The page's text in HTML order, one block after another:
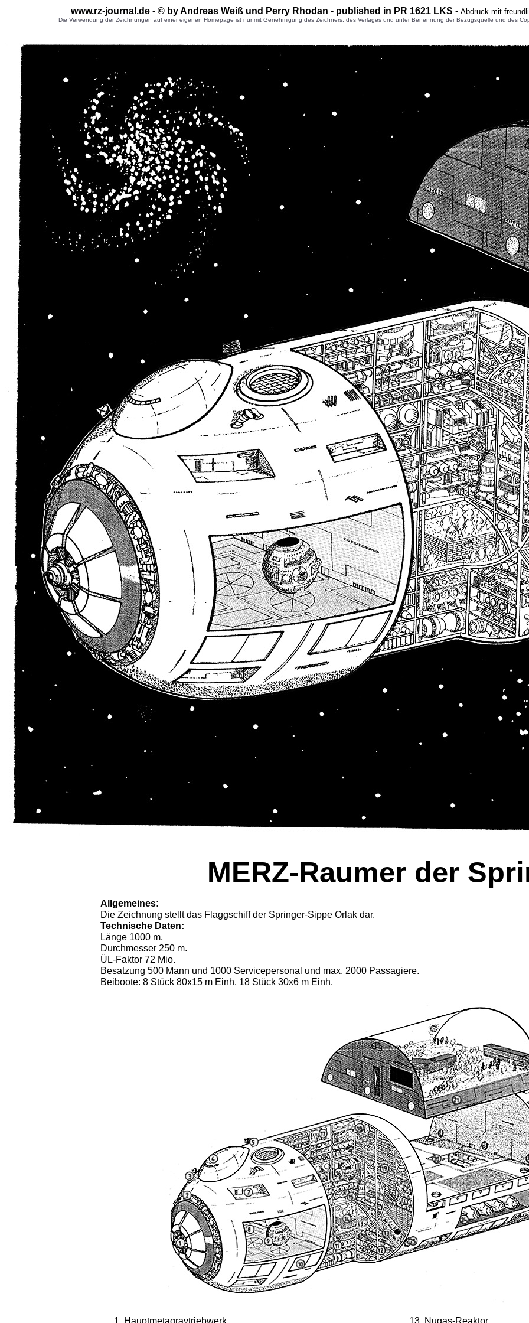
www.rz-journal.de - © by Andreas Weiß und Perry Rhodan - published in PR 1621 LKS - Abdruck mit
Die Verwendung der Zeichnungen auf einer eigenen Homepage ist nur mit Genehmigung des Zeichners, des Verlages und unter Benennung der Bezugsquelle und des
MERZ-Raumer der
Allgemeines:
Die Zeichnung stellt das Flaggschiff der Springer-Sippe Orlak dar.
Technische Daten:
Länge 1000 m,
Durchmes­ser 250 m.
ÜL-Faktor 72 Mio.
Besatzung 500 Mann und 1000 Servicepersonal und max. 2000 Passagiere.
Bei­boote: 8 Stück 80x15 m Einh. 18 Stück 30x6 m Einh.
Hauptmetagravtriebwerk Nugas-Reaktor